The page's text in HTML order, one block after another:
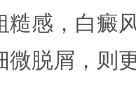
糙感，白癜
微脱屑，则